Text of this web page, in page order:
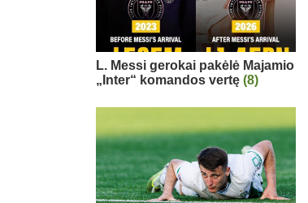
L. Messi gerokai pakėlė Majamio
„Inter“ komandos vertę (8)